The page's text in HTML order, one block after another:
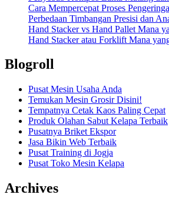
Cara Mempercepat Proses
Perbedaan Timbangan Presisi dan
Hand Stacker vs Hand Pallet Mana
Hand Stacker atau Forklift Mana
Blogroll
Pusat Mesin Usaha Anda
Temukan Mesin Grosir Disini!
Tempatnya Cetak Kaos Paling Cepat
Produk Olahan Sabut Kelapa Terbaik
Pusatnya Briket Ekspor
Jasa Bikin Web Terbaik
Pusat Training di Jogja
Pusat Toko Mesin Kelapa
Archives